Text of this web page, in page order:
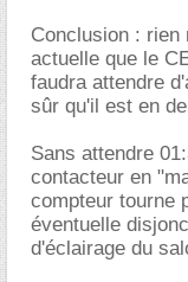
Conclusion : rien
actuelle que le
faudra attendre
sûr qu'il est en
Sans attendre
contacteur en
compteur tourne
éventuelle
d'éclairage du